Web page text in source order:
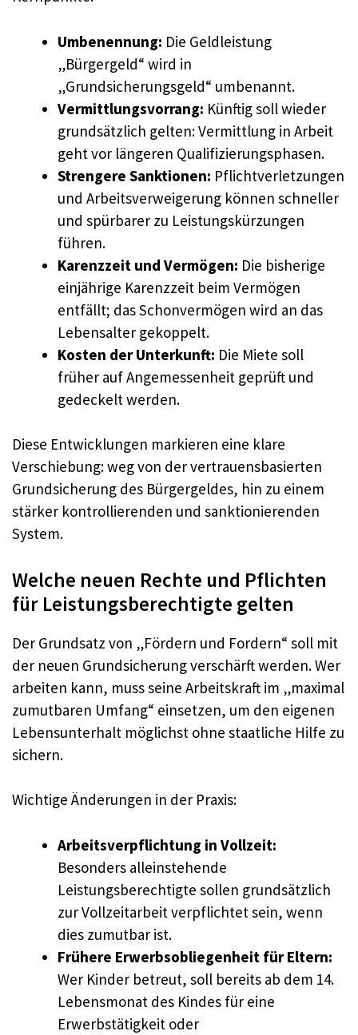
Umbenennung: Die Geldleistung
„Bürgergeld“ wird in
„Grundsicherungsgeld“ umbenannt.
Vermittlungsvorrang: Künftig soll wieder
grundsätzlich gelten: Vermittlung in Arbeit
geht vor längeren Qualifizierungsphasen.
Strengere Sanktionen: Pflichtverletzungen
und Arbeitsverweigerung können schneller
und spürbarer zu Leistungskürzungen
führen.
Karenzzeit und Vermögen: Die bisherige
einjährige Karenzzeit beim Vermögen
entfällt; das Schonvermögen wird an das
Lebensalter gekoppelt.
Kosten der Unterkunft: Die Miete soll
früher auf Angemessenheit geprüft und
gedeckelt werden.
Diese Entwicklungen markieren eine klare
Verschiebung: weg von der vertrauensbasierten
Grundsicherung des Bürgergeldes, hin zu einem
stärker kontrollierenden und sanktionierenden
System.
Welche neuen Rechte und Pflichten
für Leistungsberechtigte gelten
Der Grundsatz von „Fördern und Fordern“ soll mit
der neuen Grundsicherung verschärft werden. Wer
arbeiten kann, muss seine Arbeitskraft im „maximal
zumutbaren Umfang“ einsetzen, um den eigenen
Lebensunterhalt möglichst ohne staatliche Hilfe zu
sichern.
Wichtige Änderungen in der Praxis:
Arbeitsverpflichtung in Vollzeit:
Besonders alleinstehende
Leistungsberechtigte sollen grundsätzlich
zur Vollzeitarbeit verpflichtet sein, wenn
dies zumutbar ist.
Frühere Erwerbsobliegenheit für Eltern:
Wer Kinder betreut, soll bereits ab dem 14.
Lebensmonat des Kindes für eine
Erwerbstätigkeit oder